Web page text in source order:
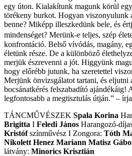
egy úton. Kialakítunk magunk körül
törékeny burkot. Hogyan viszonyulunk
benne? Miképp illeszkedünk bele, és
mindenséget? Merünk-e teljes, szép
konfrontáció. Belső vívódás, magány,
életünk része. De a különböző
merjük észrevenni a jót. Higgyünk
hogy előrébb jutunk, ha szeretettel
Merjünk önvizsgálatot tartani, és eljutni
bocsánatkérés felszabadító ajándékáig!
legfontosabb a megtisztulás útján.” –
TÁNCMŰVÉSZEK Spala Korina
Brigitta I Feledi János Harangozó-
Kristófszínművész I Zongora: Tóth
Nikolett Henez Mariann Matisz
látvány: Minorics Krisztián